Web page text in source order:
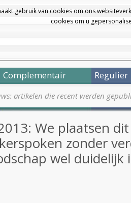
gebruik van cookies om ons
cookies om u
Complementair Regulier
artikelen die recent werden
We plaatsen
zonder
wel duidelijk